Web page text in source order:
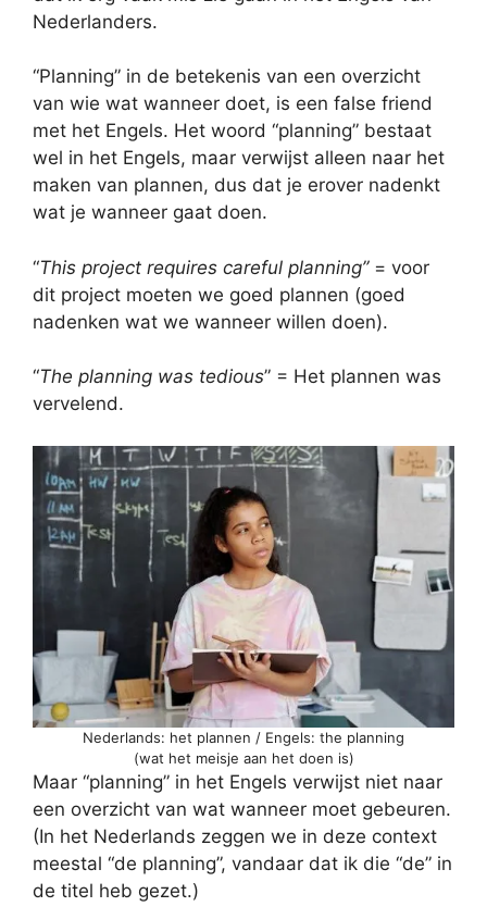
Nederlanders.
“Planning” in de betekenis van een overzicht
van wie wat wanneer doet, is een false friend
met het Engels. Het woord “planning” bestaat
wel in het Engels, maar verwijst alleen naar het
maken van plannen, dus dat je erover nadenkt
wat je wanneer gaat doen.
“This project requires careful planning”= voor
dit project moeten we goed plannen (goed
nadenken wat we wanneer willen doen).
“The planning was tedious” = Het plannen was
vervelend.
Nederlands: het plannen / Engels: the planning
(wat het meisje aan het doen is)
Maar “planning” in het Engels verwijst niet naar
een overzicht van wat wanneer moet gebeuren.
(In het Nederlands zeggen we in deze context
meestal “de planning”, vandaar dat ik die “de” in
de titel heb gezet.)